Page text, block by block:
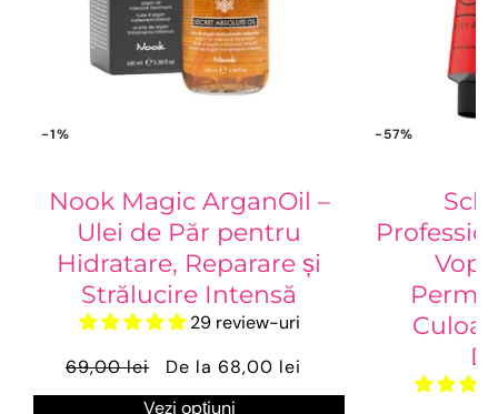
-1%
Nook Magic ArganOil –
Ulei de Păr pentru
Hidratare, Reparare și
Strălucire Intensă
29 review-uri
69,00 lei
De la 68,00 lei
Vezi opțiuni
-57%